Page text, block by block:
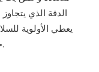
الدقة الذي
يعطي الأولوية
يبقى AIFF خياراً موثوقاً في صناعة التسجيل.